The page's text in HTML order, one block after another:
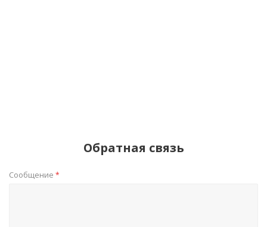
Обратная связь
Сообщение *